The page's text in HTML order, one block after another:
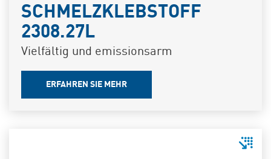
SCHMELZKLEBSTOFF
2308.27L
Vielfältig und emissionsarm
ERFAHREN SIE MEHR